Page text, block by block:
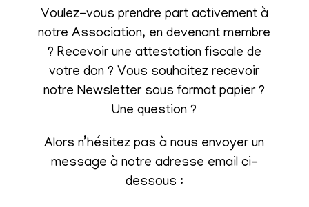
Voulez-vous prendre part activement à
notre Association, en devenant membre
? Recevoir une attestation fiscale de
votre don ? Vous souhaitez recevoir
notre Newsletter sous format papier ?
Une question ?
Alors n’hésitez pas à nous envoyer un
message à notre adresse email ci-
dessous :